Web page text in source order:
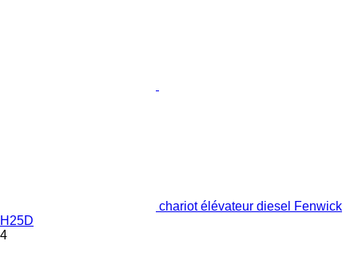
chariot élévateur diesel Fenwick
H25D
4